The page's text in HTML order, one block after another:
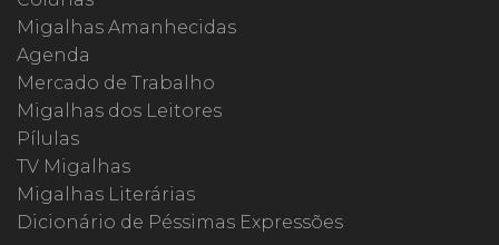
Migalhas Amanhecidas
Agenda
Mercado de Trabalho
Migalhas dos Leitores
Pílulas
TV Migalhas
Migalhas Literárias
Dicionário de Péssimas Expressões